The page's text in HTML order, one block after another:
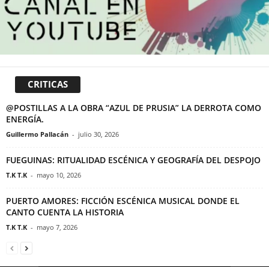
CRITICAS
@POSTILLAS A LA OBRA “AZUL DE PRUSIA” LA DERROTA COMO
ENERGÍA.
Guillermo Pallacán - julio 30, 2026
FUEGUINAS: RITUALIDAD ESCÉNICA Y GEOGRAFÍA DEL DESPOJO
T.K T.K - mayo 10, 2026
PUERTO AMORES: FICCIÓN ESCÉNICA MUSICAL DONDE EL
CANTO CUENTA LA HISTORIA
T.K T.K - mayo 7, 2026